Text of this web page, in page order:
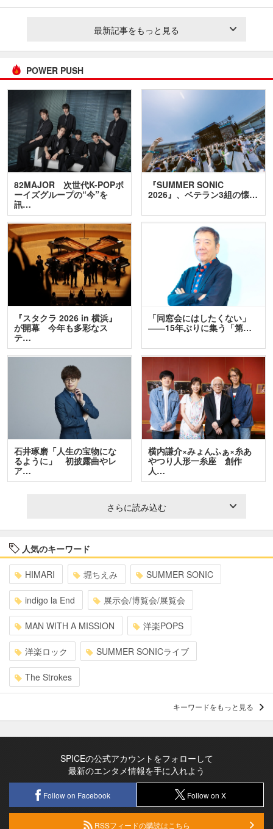
最新記事をもっと見る
POWER PUSH
82MAJOR 次世代K-POPボ
ーイズグループの“今”を
訊…
『SUMMER SONIC
2026』、ベテラン3組の懐…
『スタクラ 2026 in 横浜』
が開幕 今年も多彩なス
テ…
「同窓会にはしたくない」
――15年ぶりに集う「第…
石井琢磨「人生の宝物にな
るように」 初披露曲やレ
ア…
横内謙介×みょんふぁ×糸あ
やつり人形一糸座 創作
人…
さらに読み込む
人気のキーワード
HIMARI 堀ちえみ SUMMER SONIC
indigo la End 展示会/博覧会/展覧会
MAN WITH A MISSION 洋楽POPS
洋楽ロック SUMMER SONICライブ
The Strokes
キーワードをもっと見る
SPICEの公式アカウントをフォローして
最新のエンタメ情報を手に入れよう
Follow on Facebook Follow on X
RSSフィードの購読はこちら